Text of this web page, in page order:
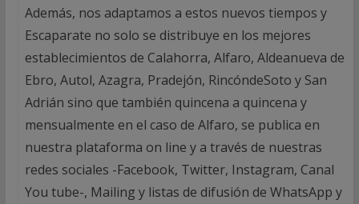
Además, nos adaptamos a estos nuevos tiempos y
Escaparate no solo se distribuye en los mejores
establecimientos de Calahorra, Alfaro, Aldeanueva de
Ebro, Autol, Azagra, Pradejón, RincóndeSoto y San
Adrián sino que también quincena a quincena y
mensualmente en el caso de Alfaro, se publica en
nuestra plataforma on line y a través de nuestras
redes sociales -Facebook, Twitter, Instagram, Canal
You tube-, Mailing y listas de difusión de WhatsApp y